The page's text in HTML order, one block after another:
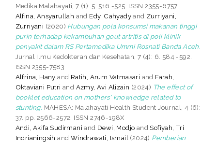
Medika Malahayati, 7 (1): 5. 516 -525. ISSN 2355-6757
Alfina, Ansyarullah and Edy, Cahyadyand Zurriyani,
Zurriyani (2020) Hubungan pola konsumsi makanan tinggi
purin terhadap kekambuhan gout artritis di poli klinik
penyakit dalam RS Pertamedika Ummi Rosnati Banda Aceh.
Jurnal Ilmu Kedokteran dan Kesehatan, 7 (4): 6. 584 -592.
ISSN 2355-7583
Alfrina, Hany and Ratih, Arum Vatmasari and Farah,
Oktaviani Putri and Azmy, Avi Alizain (2024) The effect of
booklet education on mothers' knowledge related to
stunting. MAHESA: Malahayati Health Student Journal, 4 (6):
37. pp. 2566-2572. ISSN 2746-198X
Andi, Akifa Sudirmani and Dewi, Modjo andSofiyah, Tri
Indrianingsih and Windrawati, Ismail (2024) Pemberian